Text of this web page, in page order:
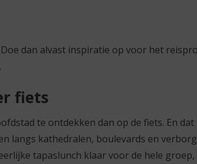
dan alvast inspiratie op voor het
fiets
te ontdekken dan op de fiets. En dat
langs kathedralen, boulevards en
tapaslunch klaar voor de hele